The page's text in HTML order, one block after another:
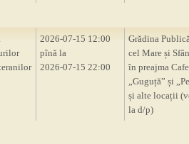
2026-07-15 12:00
pînă la
2026-07-15 22:00
Grădina
cel Mare și
în preajma
„Guguță” și
și alte locații
la d/p)